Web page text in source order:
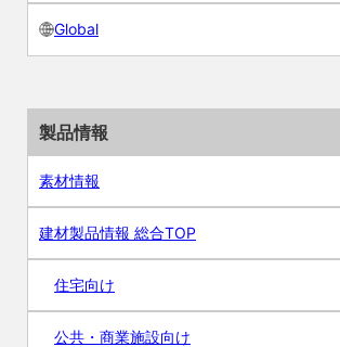
Global
製品情報
素材情報
建材製品情報 総合TOP
住宅向け
公共・商業施設向け